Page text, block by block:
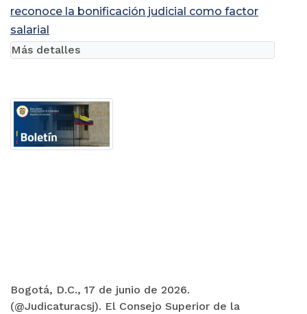
reconoce la bonificación judicial como factor
salarial
Bogotá, D.C., 17 de junio de 2026.
(@Judicaturacsj). El Consejo Superior de la
Más detalles